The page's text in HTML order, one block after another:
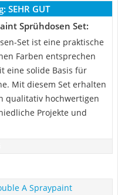
SEHR GUT
Sprühdosen Set:
Set ist eine praktische
Farben entsprechen
eine solide Basis für
Mit diesem Set erhalten
qualitativ hochwertigen
Projekte und
A Spraypaint